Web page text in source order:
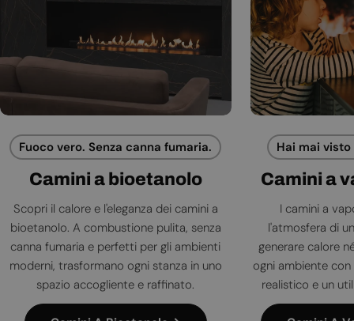
Fuoco vero. Senza canna fumaria.
Camini a bioetanolo
Scopri il calore e l'eleganza dei camini a
bioetanolo. A combustione pulita, senza
canna fumaria e perfetti per gli ambienti
moderni, trasformano ogni stanza in uno
spazio accogliente e raffinato.
Hai mai
Camini a
I camini a
l'atmosfera di
generare calore
ogni ambiente
realistico e un